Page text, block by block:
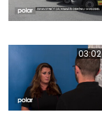
03:02